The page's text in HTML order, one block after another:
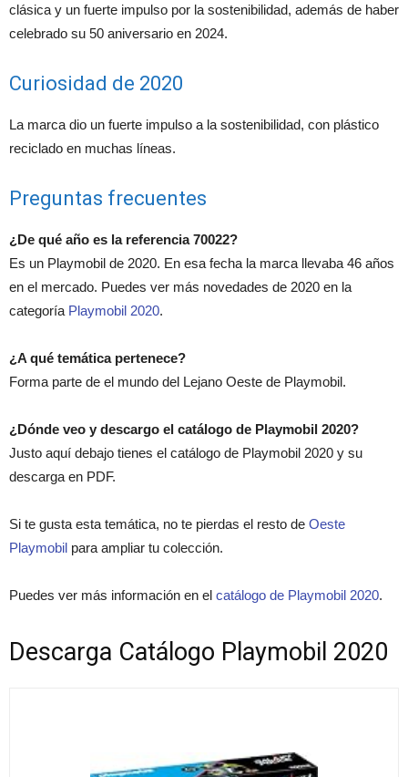
clásica y un fuerte impulso por la sostenibilidad, además de haber
celebrado su 50 aniversario en 2024.
Curiosidad de 2020
La marca dio un fuerte impulso a la sostenibilidad, con plástico
reciclado en muchas líneas.
Preguntas frecuentes
¿De qué año es la referencia 70022?
Es un Playmobil de 2020. En esa fecha la marca llevaba 46 años
en el mercado. Puedes ver más novedades de 2020 en la
categoría Playmobil 2020.
¿A qué temática pertenece?
Forma parte de el mundo del Lejano Oeste de Playmobil.
¿Dónde veo y descargo el catálogo de Playmobil 2020?
Justo aquí debajo tienes el catálogo de Playmobil 2020 y su
descarga en PDF.
Si te gusta esta temática, no te pierdas el resto de Oeste
Playmobil para ampliar tu colección.
Puedes ver más información en el catálogo de Playmobil 2020.
Descarga Catálogo Playmobil 2020